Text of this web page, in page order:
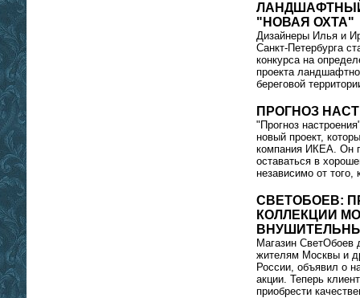
"НОВАЯ ОХТА"
Дизайнеры Илья и
Санкт-Петербурга
конкурса на
проекта
береговой
ПРОГНОЗ
"Прогноз
новый проект,
компания ИКЕА. Он
оставаться в
независимо от того,
СВЕТОБОЕВ:
КОЛЛЕКЦИИ
Магазин СветОбоев
жителям Москвы и
России, объявил о
акции. Теперь
приобрести